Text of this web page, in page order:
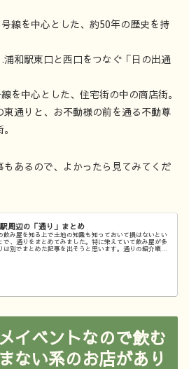
線を中心とした、約50年の歴史を持
和駅東口と西口をつなぐ「日の出通
を中心とした、住宅街の中の商店街。
通りと、お不動様の前を通る不動尊
あるので、よかったら見てみてくだ
周辺の「通り」まとめ
飲み屋を知る上で土地の知識も知っておいて損はないとい
で、通りをまとめてみました。特に栄えていて飲み屋が多
は別でまとめた記事を出そうと思います。通りの紹介順は
イベントなので飲む
ない系のお店があり